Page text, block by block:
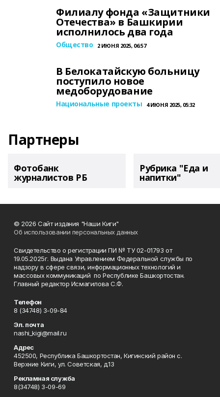
Филиалу фонда «Защитники
Отечества» в Башкирии
исполнилось два года
Общество 2 ИЮНЯ 2025, 06:57
В Белокатайскую больницу
поступило новое
медоборудование
Национальные проекты 4 ИЮНЯ 2025, 05:32
Партнеры
Фотобанк
журналистов РБ
Рубрика "Еда и
напитки"
© 2026 Сайт издания "Наши Киги"
Об использовании персональных данных
Свидетельство о регистрации ПИ № ТУ 02-01793 от
19.05.2025г. Выдана Управлением Федеральной службы по
надзору в сфере связи, информационных технологий и
массовых коммуникаций по Республике Башкортостан.
Главный редактор Исмагилова С.Ф.
Телефон
8 (34748) 3-09-84
Эл. почта
nashi_kigi@mail.ru
Адрес
452500, Республика Башкортостан, Кигинский район с.
Верхние Киги, ул. Советская, д.13
Рекламная служба
8(34748) 3-09-69